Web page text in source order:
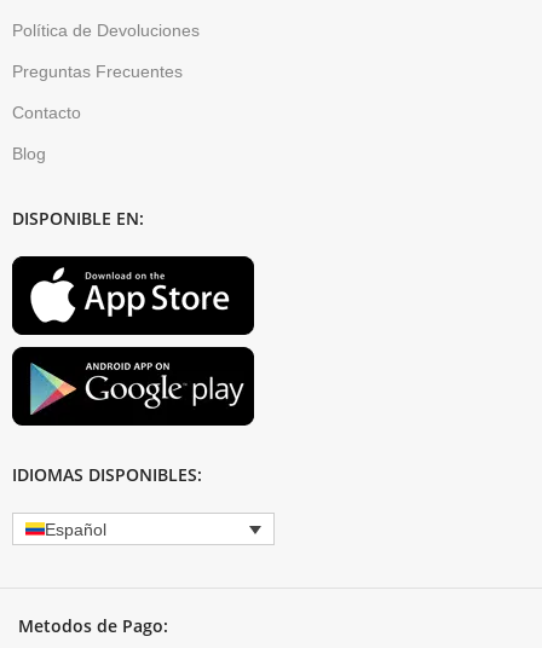
Política de Devoluciones
Preguntas Frecuentes
Contacto
Blog
DISPONIBLE EN:
IDIOMAS DISPONIBLES:
Español
Metodos de Pago: